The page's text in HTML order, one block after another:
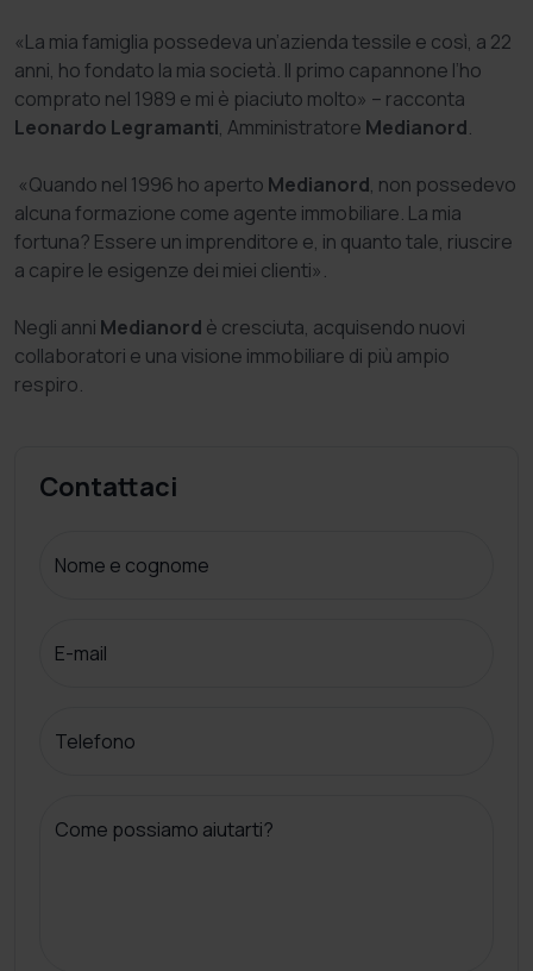
«La mia famiglia possedeva un’azienda tessile e così, a 22
anni, ho fondato la mia società. Il primo capannone l’ho
comprato nel 1989 e mi è piaciuto molto» – racconta
Leonardo Legramanti, Amministratore Medianord.
«Quando nel 1996 ho aperto Medianord, non possedevo
alcuna formazione come agente immobiliare. La mia
fortuna? Essere un imprenditore e, in quanto tale, riuscire
a capire le esigenze dei miei clienti».
Negli anni Medianord è cresciuta, acquisendo nuovi
collaboratori e una visione immobiliare di più ampio
respiro.
Contattaci
Nome e cognome
E-mail
Telefono
Come possiamo aiutarti?